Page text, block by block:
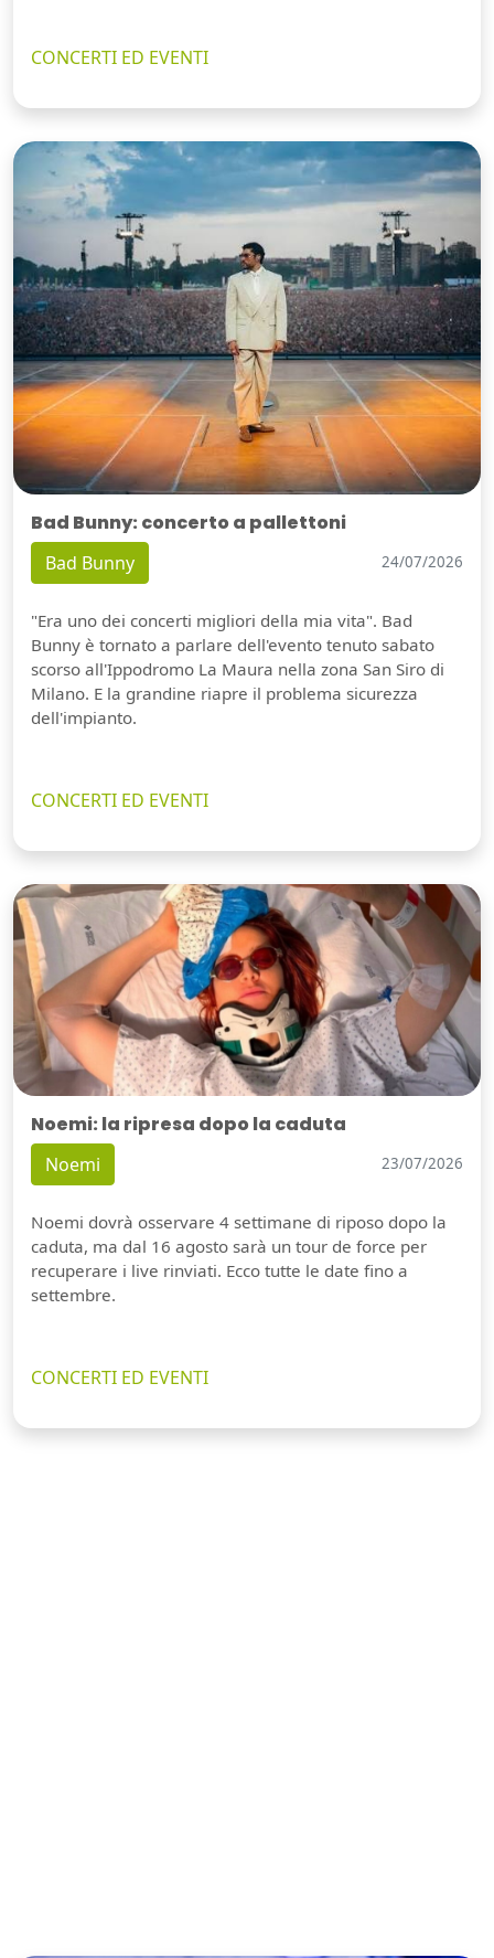
CONCERTI ED EVENTI
Bad Bunny: concerto a pallettoni
Bad Bunny 24/07/2026
"Era uno dei concerti migliori della mia vita". Bad
Bunny è tornato a parlare dell'evento tenuto sabato
scorso all'Ippodromo La Maura nella zona San Siro di
Milano. E la grandine riapre il problema sicurezza
dell'impianto.
CONCERTI ED EVENTI
Noemi: la ripresa dopo la caduta
Noemi 23/07/2026
Noemi dovrà osservare 4 settimane di riposo dopo la
caduta, ma dal 16 agosto sarà un tour de force per
recuperare i live rinviati. Ecco tutte le date fino a
settembre.
CONCERTI ED EVENTI